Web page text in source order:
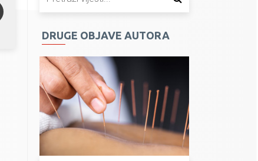
DRUGE OBJAVE AUTORA